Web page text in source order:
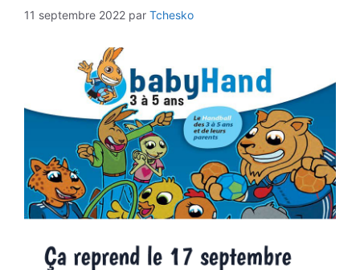
11 septembre 2022 par Tchesko